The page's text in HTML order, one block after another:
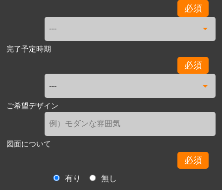
必須
完了予定時期
必須
ご希望デザイン
図面について
必須
有り
無し